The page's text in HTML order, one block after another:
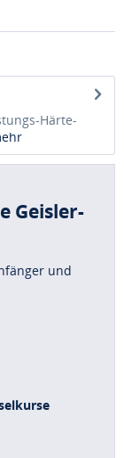
Härte­
Geisler-
und